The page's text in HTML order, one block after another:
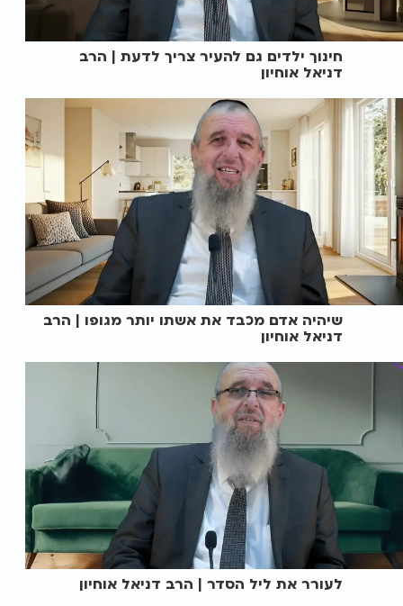
חינוך ילדים גם להעיר צריך לדעת | הרב
דניאל אוחיון
שיהיה אדם מכבד את אשתו יותר מגופו | הרב
דניאל אוחיון
לעורר את ליל הסדר | הרב דניאל אוחיון